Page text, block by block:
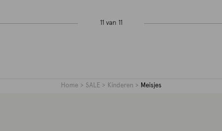
11 van 11
Home SALE Kinderen Meisjes